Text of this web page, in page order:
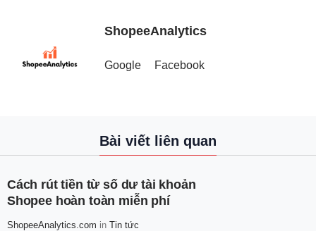
ShopeeAnalytics
Google Facebook
Bài viết liên quan
Cách rút tiền từ số dư tài khoản
Shopee hoàn toàn miễn phí
ShopeeAnalytics.com in Tin tức